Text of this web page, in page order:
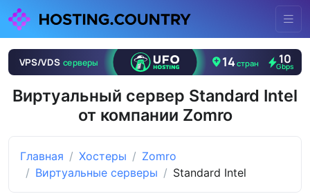
Виртуальный сервер Standard Intel
от компании Zomro
Главная Хостеры
Zomro
Виртуальные серверы
Standard Intel